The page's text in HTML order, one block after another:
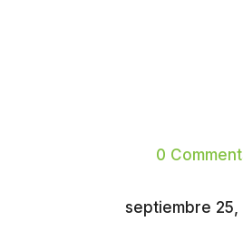
0
septiembre 25,